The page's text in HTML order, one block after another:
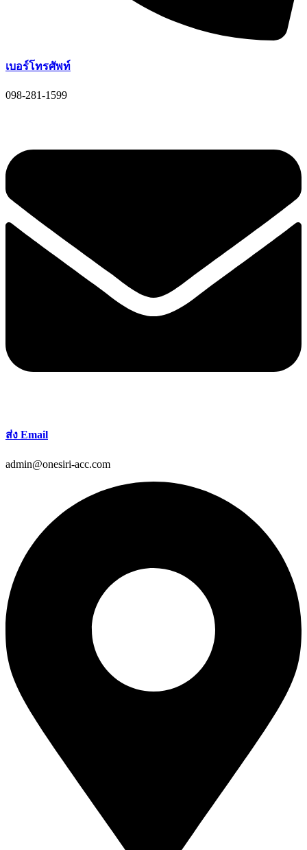
เบอร์โทรศัพท์
098-281-1599
ส่ง Email
admin@onesiri-acc.com